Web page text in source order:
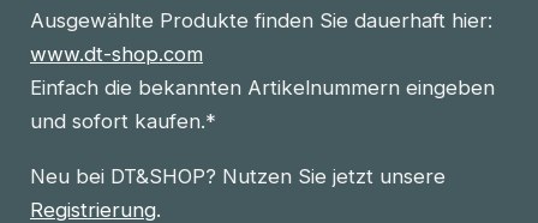
Ausgewählte Produkte finden Sie dauerhaft hier:
www.dt-shop.com
Einfach die bekannten Artikelnummern eingeben
und sofort kaufen.*
Neu bei DT&SHOP? Nutzen Sie jetzt unsere
Registrierung.